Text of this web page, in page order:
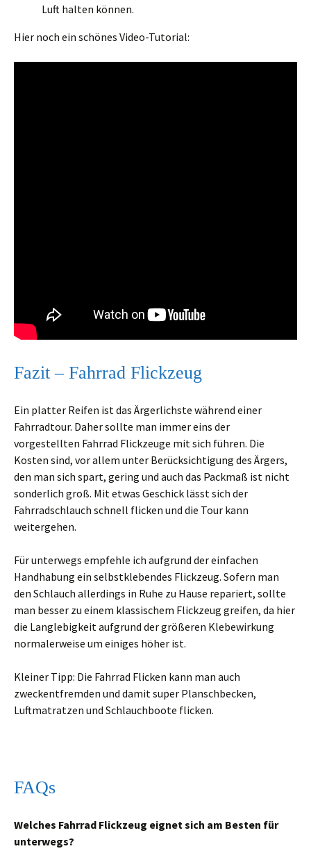
Luft halten können.
Hier noch ein schönes Video-Tutorial:
Fazit – Fahrrad Flickzeug
Ein platter Reifen ist das Ärgerlichste während einer
Fahrradtour. Daher sollte man immer eins der
vorgestellten Fahrrad Flickzeuge mit sich führen. Die
Kosten sind, vor allem unter Berücksichtigung des Ärgers,
den man sich spart, gering und auch das Packmaß ist nicht
sonderlich groß. Mit etwas Geschick lässt sich der
Fahrradschlauch schnell flicken und die Tour kann
weitergehen.
Für unterwegs empfehle ich aufgrund der einfachen
Handhabung ein selbstklebendes Flickzeug. Sofern man
den Schlauch allerdings in Ruhe zu Hause repariert, sollte
man besser zu einem klassischem Flickzeug greifen, da hier
die Langlebigkeit aufgrund der größeren Klebewirkung
normalerweise um einiges höher ist.
Kleiner Tipp: Die Fahrrad Flicken kann man auch
zweckentfremden und damit super Planschbecken,
Luftmatratzen und Schlauchboote flicken.
FAQs
Welches Fahrrad Flickzeug eignet sich am Besten für
unterwegs?